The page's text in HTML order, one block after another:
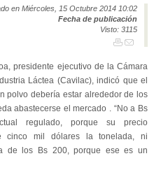
en Miércoles, 15 Octubre 2014 10:02
Fecha de publicación
Visto: 3115
presidente ejecutivo de la Cámara
Láctea (Cavilac), indicó que el
polvo debería estar alrededor de los
abastecerse el mercado . “No a Bs
regulado, porque su precio
cinco mil dólares la tonelada, ni
de los Bs 200, porque ese es un